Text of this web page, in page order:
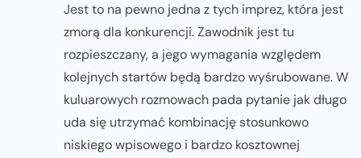
Jest to na pewno jedna z tych imprez, która jest
zmorą dla konkurencji. Zawodnik jest tu
rozpieszczany, a jego wymagania względem
kolejnych startów będą bardzo wyśrubowane. W
kuluarowych rozmowach pada pytanie jak długo
uda się utrzymać kombinację stosunkowo
niskiego wpisowego i bardzo kosztownej